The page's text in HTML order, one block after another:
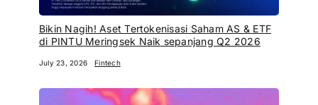
Bikin Nagih! Aset Tertokenisasi Saham AS & ETF
di PINTU Meringsek Naik sepanjang Q2 2026
July 23, 2026 Fintech